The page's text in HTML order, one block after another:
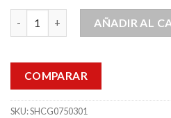
Angry Birds 72pz Calcomanias
AÑADIR AL
COMPARAR
SKU:SHCG0750301